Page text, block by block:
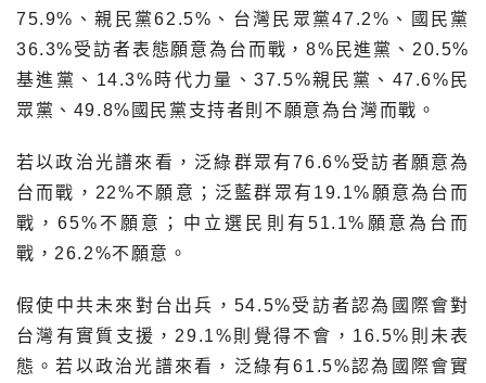
75.9%、親民黨62.5%、台灣民眾黨47.2%、國民黨
36.3%受訪者表態願意為台而戰，8%民進黨、20.5%
基進黨、14.3%時代力量、37.5%親民黨、47.6%民
眾黨、49.8%國民黨支持者則不願意為台灣而戰。
若以政治光譜來看，泛綠群眾有76.6%受訪者願意為
台而戰，22%不願意；泛藍群眾有19.1%願意為台而
戰，65%不願意；中立選民則有51.1%願意為台而
戰，26.2%不願意。
假使中共未來對台出兵，54.5%受訪者認為國際會對
台灣有實質支援，29.1%則覺得不會，16.5%則未表
態。若以政治光譜來看，泛綠有61.5%認為國際會實